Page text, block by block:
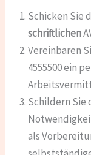
Schicken Sie
schriftlichen
Vereinbaren
4555500 ein
Schildern Sie
als